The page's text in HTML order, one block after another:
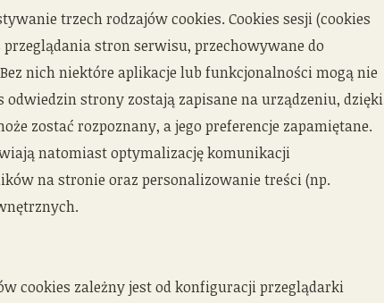
trzech rodzajów cookies. Cookies sesji (cookies
stron serwisu, przechowywane do
nich niektóre aplikacje lub funkcjonalności mogą nie
odwiedzin strony zostają zapisane na urządzeniu, dzięki
zostać rozpoznany, a jego preferencje zapamiętane.
natomiast optymalizację komunikacji
na stronie oraz personalizowanie treści (np.
cookies zależny jest od konfiguracji przeglądarki